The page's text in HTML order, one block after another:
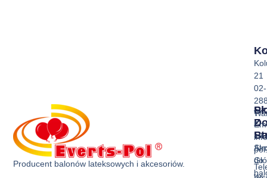
Producent balonów lateksowych i akcesoriów.
Z
do
21
02-